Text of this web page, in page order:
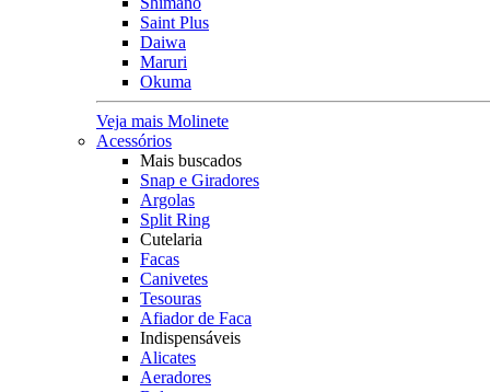
Saint Plus
Daiwa
Maruri
Okuma
Veja mais Molinete
Acessórios
Mais buscados
Snap e Giradores
Argolas
Split Ring
Cutelaria
Facas
Canivetes
Tesouras
Afiador de Faca
Indispensáveis
Alicates
Aeradores